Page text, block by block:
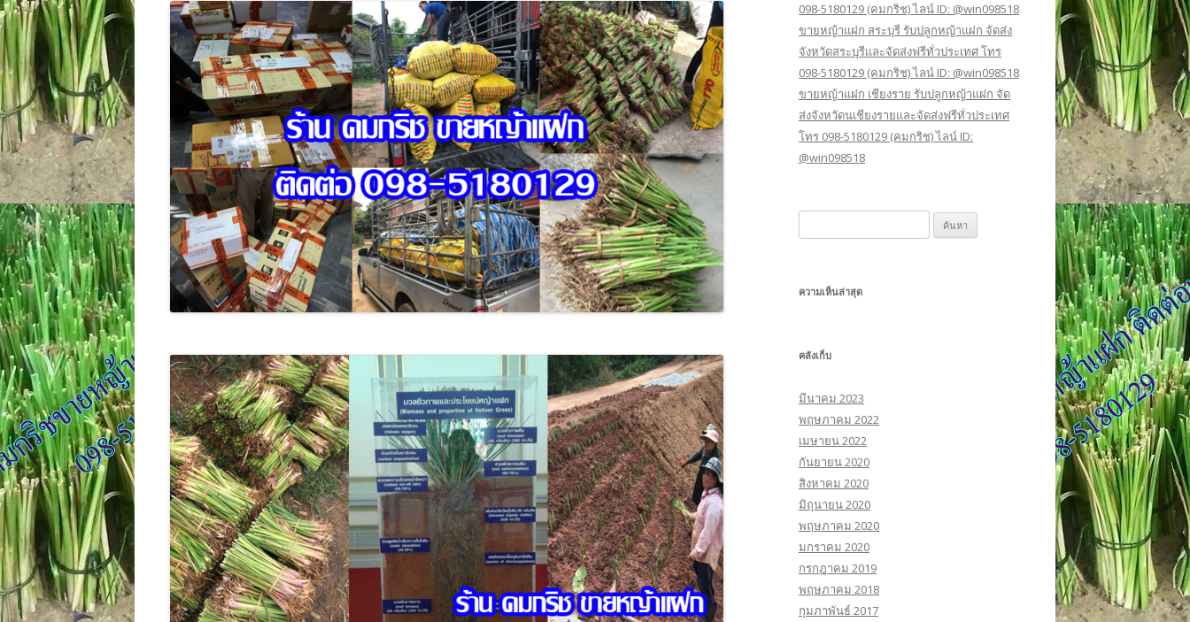
098-5180129 (คมกริช) ไลน์ ID: @win098518
ขายหญ้าแฝก สระบุรี รับปลูกหญ้าแฝก จัดส่ง
จังหวัดสระบุรีและจัดส่งฟรีทั่วประเทศ โทร
098-5180129 (คมกริช) ไลน์ ID: @win098518
ขายหญ้าแฝก เชียงราย รับปลูกหญ้าแฝก จัด
ส่งจังหวัดนเชียงรายและจัดส่งฟรีทั่วประเทศ
โทร 098-5180129 (คมกริช) ไลน์ ID:
@win098518
น
า
รั
:
ความเห็นล่าสุด
คลังเก็บ
มีนาคม 2023
พฤษภาคม 2022
เมษายน 2022
กันยายน 2020
สิงหาคม 2020
มิถุนายน 2020
พฤษภาคม 2020
มกราคม 2020
กรกฎาคม 2019
พฤษภาคม 2018
กุมภาพันธ์ 2017